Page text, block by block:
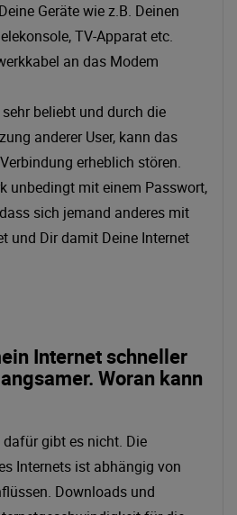
Geräte wie z.B. Deinen
TV-Apparat etc.
an das Modem
beliebt und durch die
anderer User, kann das
erheblich stören.
unbedingt mit einem Passwort,
sich jemand anderes mit
und Dir damit Deine Internet
Internet schneller
Woran kann
gibt es nicht. Die
Internets ist abhängig von
Downloads und